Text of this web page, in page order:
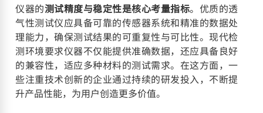
仪器的测试精度与稳定性是核心考量指标。优质的透
气性测试仪应具备可靠的传感器系统和精准的数据处
理能力，确保测试结果的可重复性与可比性。现代检
测环境要求仪器不仅能提供准确数据，还应具备良好
的兼容性，适应多种材料的测试需求。在这方面，一
些注重技术创新的企业通过持续的研发投入，不断提
升产品性能，为用户创造更多价值。